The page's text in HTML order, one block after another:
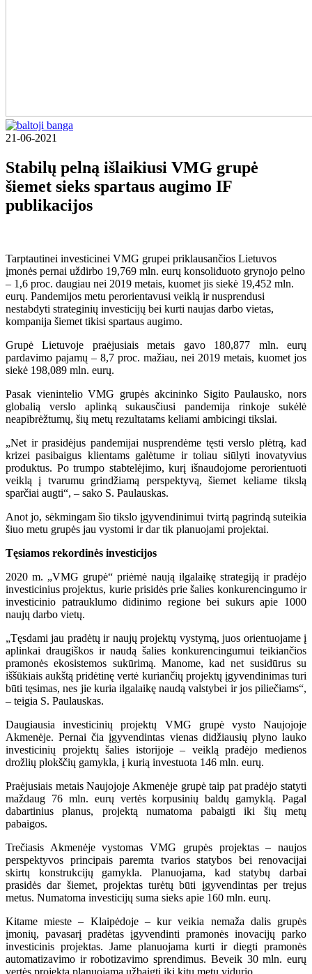
21-06-2021
Stabilų pelną išlaikiusi VMG grupė
šiemet sieks spartaus augimo IF
publikacijos
Tarptautinei investicinei VMG grupei priklausančios Lietuvos
įmonės pernai uždirbo 19,769 mln. eurų konsoliduoto grynojo pelno
– 1,6 proc. daugiau nei 2019 metais, kuomet jis siekė 19,452 mln.
eurų. Pandemijos metu perorientavusi veiklą ir nusprendusi
nestabdyti strateginių investicijų bei kurti naujas darbo vietas,
kompanija šiemet tikisi spartaus augimo.
Grupė Lietuvoje praėjusiais metais gavo 180,877 mln. eurų
pardavimo pajamų – 8,7 proc. mažiau, nei 2019 metais, kuomet jos
siekė 198,089 mln. eurų.
Pasak vienintelio VMG grupės akcininko Sigito Paulausko, nors
globalią verslo aplinką sukausčiusi pandemija rinkoje sukėlė
neapibrėžtumų, šių metų rezultatams keliami ambicingi tikslai.
„Net ir prasidėjus pandemijai nusprendėme tęsti verslo plėtrą, kad
krizei pasibaigus klientams galėtume ir toliau siūlyti inovatyvius
produktus. Po trumpo stabtelėjimo, kurį išnaudojome perorientuoti
veiklą į tvarumu grindžiamą perspektyvą, šiemet keliame tikslą
sparčiai augti“, – sako S. Paulauskas.
Anot jo, sėkmingam šio tikslo įgyvendinimui tvirtą pagrindą suteikia
šiuo metu grupės jau vystomi ir dar tik planuojami projektai.
Tęsiamos rekordinės investicijos
2020 m. „VMG grupė“ priėmė naują ilgalaikę strategiją ir pradėjo
investicinius projektus, kurie prisidės prie šalies konkurencingumo ir
investicinio patrauklumo didinimo regione bei sukurs apie 1000
naujų darbo vietų.
„Tęsdami jau pradėtų ir naujų projektų vystymą, juos orientuojame į
aplinkai draugiškos ir naudą šalies konkurencingumui teikiančios
pramonės ekosistemos sukūrimą. Manome, kad net susidūrus su
iššūkiais aukštą pridėtinę vertė kuriančių projektų įgyvendinimas turi
būti tęsimas, nes jie kuria ilgalaikę naudą valstybei ir jos piliečiams“,
– teigia S. Paulauskas.
Daugiausia investicinių projektų VMG grupė vysto Naujojoje
Akmenėje. Pernai čia įgyvendintas vienas didžiausių plyno lauko
investicinių projektų šalies istorijoje – veiklą pradėjo medienos
drožlių plokščių gamykla, į kurią investuota 146 mln. eurų.
Praėjusiais metais Naujojoje Akmenėje grupė taip pat pradėjo statyti
maždaug 76 mln. eurų vertės korpusinių baldų gamyklą. Pagal
dabartinius planus, projektą numatoma pabaigti iki šių metų
pabaigos.
Trečiasis Akmenėje vystomas VMG grupės projektas – naujos
perspektyvos principais paremta tvarios statybos bei renovacijai
skirtų konstrukcijų gamykla. Planuojama, kad statybų darbai
prasidės dar šiemet, projektas turėtų būti įgyvendintas per trejus
metus. Numatoma investicijų suma sieks apie 160 mln. eurų.
Kitame mieste – Klaipėdoje – kur veikia nemaža dalis grupės
įmonių, pavasarį pradėtas įgyvendinti pramonės inovacijų parko
investicinis projektas. Jame planuojama kurti ir diegti pramonės
automatizavimo ir robotizavimo sprendimus. Beveik 30 mln. eurų
vertės projektą planuojama užbaigti iki kitų metų vidurio.